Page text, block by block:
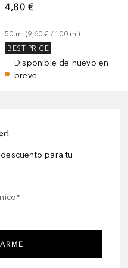
4,80 €
50 ml (9,60 € / 100 ml)
BEST PRICE
Disponible de nuevo en
breve
para tu
*